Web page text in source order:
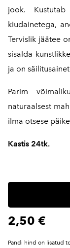
jook. Kustutab
kiudainetega,
Tervislik jäätee
sisalda
ja on
Parim
naturaalsest
ilma otsese
Kastis 24tk.
2,50 €
Pandi hind on lisatud